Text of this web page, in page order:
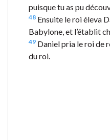
puisque tu as pu
48 Ensuite le roi éleva
Babylone, et l’établit
49 Daniel pria le roi de
du roi.